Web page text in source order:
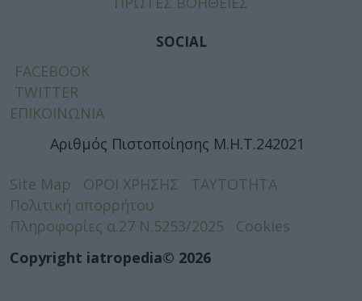
SOCIAL
FACEBOOK
TWITTER
ΕΠΙΚΟΙΝΩΝΙΑ
Αριθμός Πιστοποίησης Μ.Η.Τ.242021
Site Map ΟΡΟΙ ΧΡΗΣΗΣ
ΤΑΥΤΟΤΗΤΑ
Πολιτική απορρήτου
Πληροφορίες α.27 Ν.5253/2025
Cookies
Copyright iatropedia© 2026